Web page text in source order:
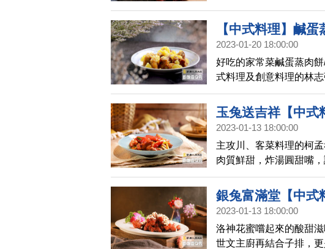
間分享酒香醉雞腿/酒香
【中式料理】鹹
蛋餅│廚娘香Q秀
2023-01-20 18:00:00
好吃的家常菜鹹蛋蒸肉
式料理及創意料理的林
玉兔送吉祥【中式
廚娘香Q秀
2023-01-13 18:00:00
主攻川、客菜料理的柯
肉質鮮甜，炸湯圓甜嘴
銀兔富滿堂【中式
蛋/桂花炒秋蟹│廚
2023-01-13 18:00:00
洛神花蜜嚐起來的酸甜
世文主廚再結合子排，